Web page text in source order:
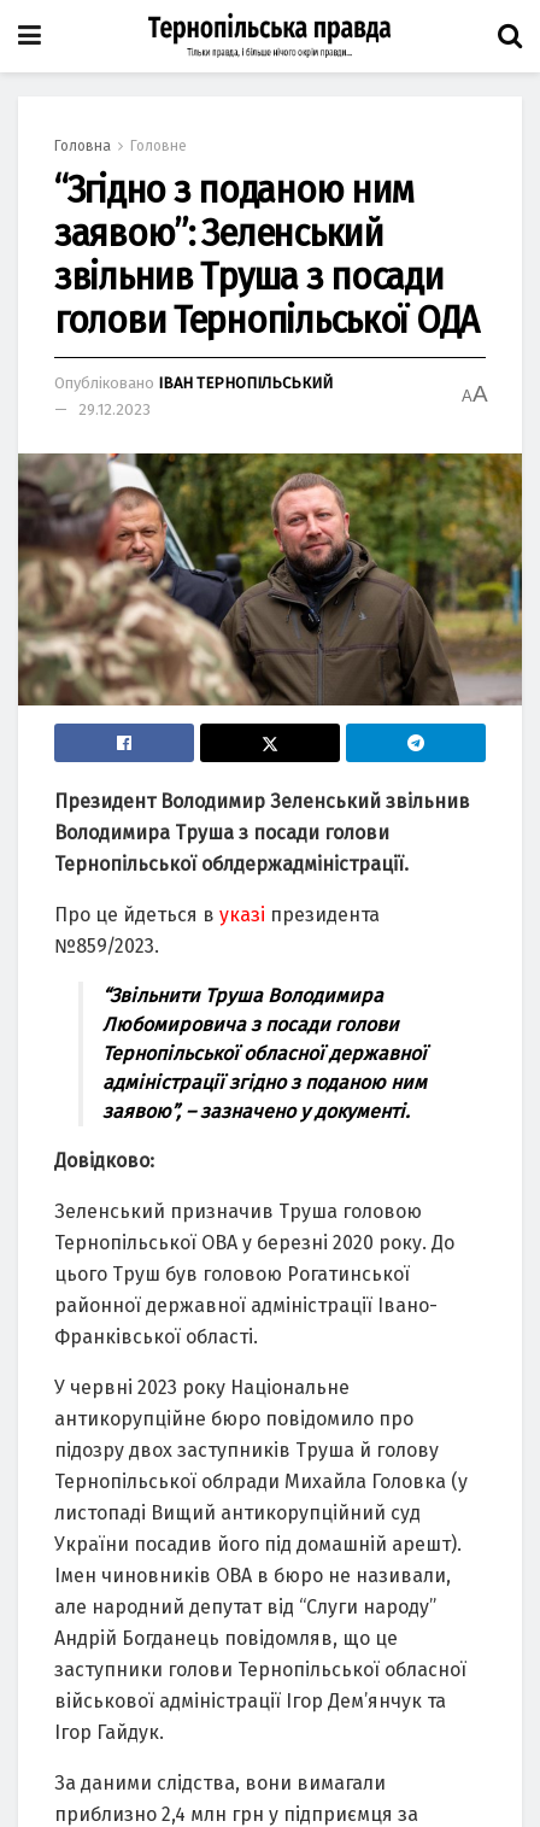
Головна Головне
“Згідно з поданою ним
заявою”: Зеленський
звільнив Труша з посади
голови Тернопільської ОДА
Опубліковано ІВАН ТЕРНОПІЛЬСЬКИЙ
29.12.2023
AA
Президент Володимир Зеленський звільнив
Володимира Труша з посади голови
Тернопільської облдержадміністрації.
Про це йдеться в указі президента
№859/2023.
“Звільнити Труша Володимира
Любомировича з посади голови
Тернопільської обласної державної
адміністрації згідно з поданою ним
заявою”, – зазначено у документі.
Довідково:
Зеленський призначив Труша головою
Тернопільської ОВА у березні 2020 року. До
цього Труш був головою Рогатинської
районної державної адміністрації Івано-
Франківської області.
У червні 2023 року Національне
антикорупційне бюро повідомило про
підозру двох заступників Труша й голову
Тернопільської облради Михайла Головка (у
листопаді Вищий антикорупційний суд
України посадив його під домашній арешт).
Імен чиновників ОВА в бюро не називали,
але народний депутат від “Слуги народу”
Андрій Богданець повідомляв, що це
заступники голови Тернопільської обласної
військової адміністрації Ігор Дем’янчук та
Ігор Гайдук.
За даними слідства, вони вимагали
приблизно 2,4 млн грн у підприємця за